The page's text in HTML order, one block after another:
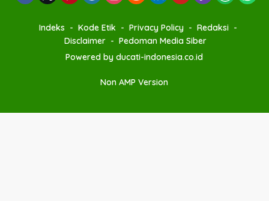
Indeks Kode Etik Privacy Policy
Redaksi
Disclaimer
Pedoman Media Siber
Powered by ducati-indonesia.co.id
Non AMP Version